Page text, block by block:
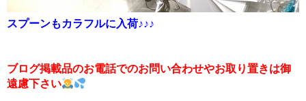
スプーンもカラフルに入荷♪♪♪
ブログ掲載品のお電話でのお問い合わせやお取り置きは御
遠慮下さい